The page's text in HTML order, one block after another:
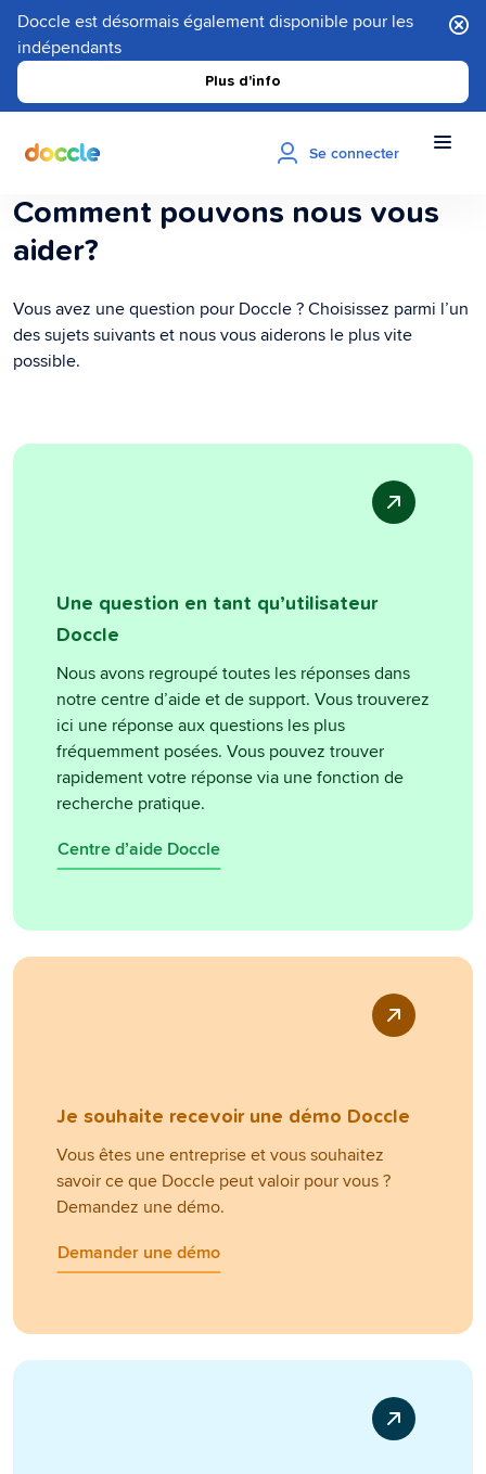
Doccle est désormais également disponible pour les
indépendants
Plus d'info
Se connecter
Comment pouvons nous vous
aider?
Vous avez une question pour Doccle ? Choisissez parmi l’un
des sujets suivants et nous vous aiderons le plus vite
possible.
Une question en tant qu’utilisateur
Doccle
Nous avons regroupé toutes les réponses dans
notre centre d’aide et de support. Vous trouverez
ici une réponse aux questions les plus
fréquemment posées. Vous pouvez trouver
rapidement votre réponse via une fonction de
recherche pratique.
Centre d’aide Doccle
Je souhaite recevoir une démo Doccle
Vous êtes une entreprise et vous souhaitez
savoir ce que Doccle peut valoir pour vous ?
Demandez une démo.
Demander une démo